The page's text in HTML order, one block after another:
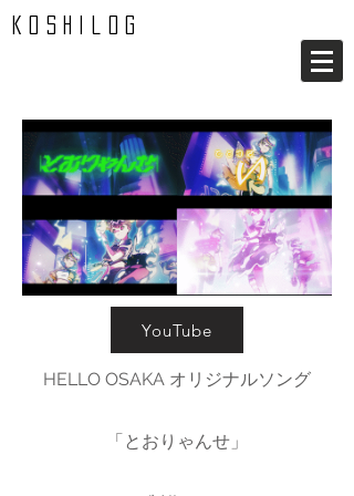
koshilog
YouTube
HELLO OSAKA オリジナルソング
「とおりゃんせ」